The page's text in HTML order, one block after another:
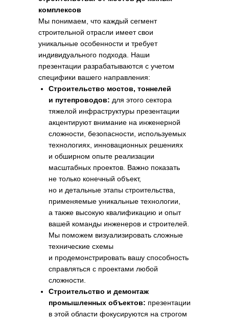
комплексов
Мы понимаем, что каждый сегмент
строительной отрасли имеет свои
уникальные особенности и требует
индивидуального подхода. Наши
презентации разрабатываются с учетом
специфики вашего направления:
Строительство мостов, тоннелей
и путепроводов: для этого сектора
тяжелой инфраструктуры презентации
акцентируют внимание на инженерной
сложности, безопасности, используемых
технологиях, инновационных решениях
и обширном опыте реализации
масштабных проектов. Важно показать
не только конечный объект,
но и детальные этапы строительства,
применяемые уникальные технологии,
а также высокую квалификацию и опыт
вашей команды инженеров и строителей.
Мы поможем визуализировать сложные
технические схемы
и продемонстрировать вашу способность
справляться с проектами любой
сложности.
Строительство и демонтаж
промышленных объектов: презентации
в этой области фокусируются на строгом